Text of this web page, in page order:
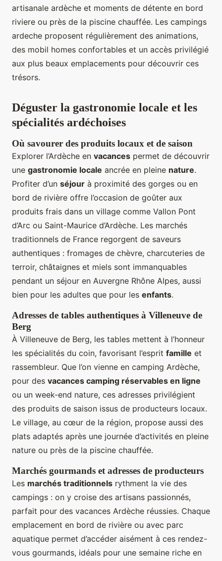
artisanale ardèche et moments de détente en bord
riviere ou près de la piscine chauffée. Les campings
ardeche proposent régulièrement des animations,
des mobil homes confortables et un accès privilégié
aux plus beaux emplacements pour découvrir ces
trésors.
Déguster la gastronomie locale et les
spécialités ardéchoises
Où savourer des produits locaux et de saison
Explorer l’Ardèche en vacances permet de découvrir
une gastronomie locale ancrée en pleine nature.
Profiter d’un séjour à proximité des gorges ou en
bord de rivière offre l’occasion de goûter aux
produits frais dans un village comme Vallon Pont
d’Arc ou Saint-Maurice d’Ardèche. Les marchés
traditionnels de France regorgent de saveurs
authentiques : fromages de chèvre, charcuteries de
terroir, châtaignes et miels sont immanquables
pendant un séjour en Auvergne Rhône Alpes, aussi
bien pour les adultes que pour les enfants.
Adresses de tables authentiques à Villeneuve de
Berg
À Villeneuve de Berg, les tables mettent à l’honneur
les spécialités du coin, favorisant l’esprit famille et
rassembleur. Que l’on vienne en camping Ardèche,
pour des vacances camping réservables en ligne
ou un week-end nature, ces adresses privilégient
des produits de saison issus de producteurs locaux.
Le village, au cœur de la région, propose aussi des
plats adaptés après une journée d’activités en pleine
nature ou près de la piscine chauffée.
Marchés gourmands et adresses de producteurs
Les marchés traditionnels rythment la vie des
campings : on y croise des artisans passionnés,
parfait pour des vacances Ardèche réussies. Chaque
emplacement en bord de rivière ou avec parc
aquatique permet d’accéder aisément à ces rendez-
vous gourmands, idéals pour une semaine riche en